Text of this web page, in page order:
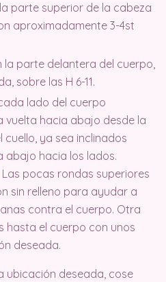
parte superior de la cabeza
aproximadamente 3-4st
la parte delantera del cuerpo,
sobre las H 6-11.
lado del cuerpo
vuelta hacia abajo desde la
cuello, ya sea inclinados
abajo hacia los lados.
Las pocas rondas superiores
sin relleno para ayudar a
contra el cuerpo. Otra
hasta el cuerpo con unos
deseada.
ubicación deseada, cose